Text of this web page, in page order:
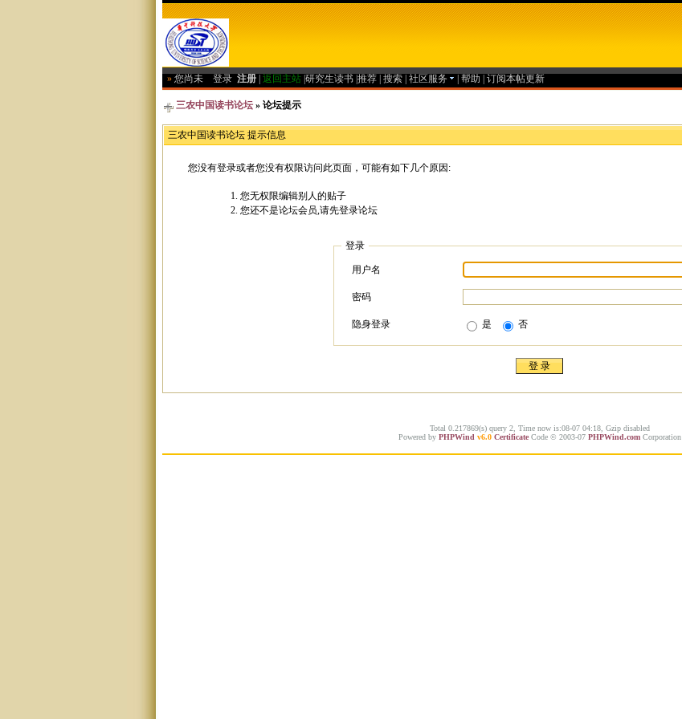
» 您尚未 登录 注册 返回主站 研究生读书 推荐 搜索 社区服务 帮助 订阅本帖更新
三农中国读书论坛 » 论坛提示
三农中国读书论坛 提示信息
您没有登录或者您没有权限访问此页面，可能有如下几个原因:
您无权限编辑别人的贴子
您还不是论坛会员,请先登录论坛
登录
用户名
密码
隐身登录 是 否
Total 0.217869(s) query 2, Time now is:08-07 04:18, Gzip disabled
Powered by PHPWind v6.0 Certificate Code © 2003-07 PHPWind.com Corporation